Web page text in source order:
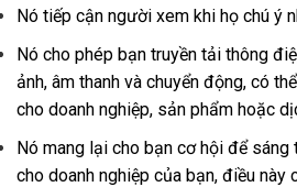
Nó tiếp cận người xem khi họ chú ý
Nó cho phép bạn truyền tải thông
ảnh, âm thanh và chuyển động, có
cho doanh nghiệp, sản phẩm hoặc
Nó mang lại cho bạn cơ hội để sáng
cho doanh nghiệp của bạn, điều này